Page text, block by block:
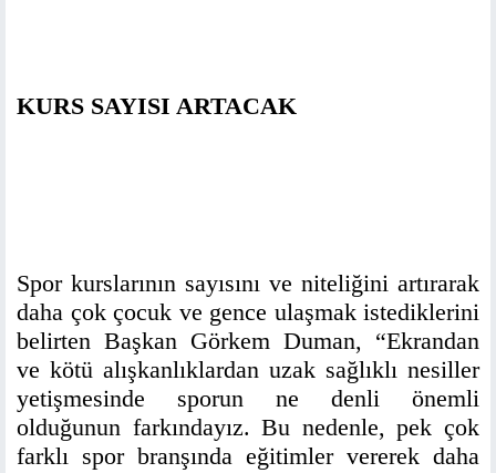
KURS SAYISI ARTACAK
Spor kurslarının sayısını ve niteliğini artırarak
daha çok çocuk ve gence ulaşmak istediklerini
belirten Başkan Görkem Duman, “Ekrandan
ve kötü alışkanlıklardan uzak sağlıklı nesiller
yetişmesinde sporun ne denli önemli
olduğunun farkındayız. Bu nedenle, pek çok
farklı spor branşında eğitimler vererek daha